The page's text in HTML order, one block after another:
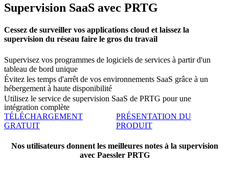
Supervision SaaS avec PRTG
Cessez de surveiller vos applications cloud et laissez la
supervision du réseau faire le gros du travail
Supervisez vos programmes de logiciels de services à partir d'un
tableau de bord unique
Évitez les temps d'arrêt de vos environnements SaaS grâce à un
hébergement à haute disponibilité
Utilisez le service de supervision SaaS de PRTG pour une
intégration complète
TÉLÉCHARGEMENT
GRATUIT
PRÉSENTATION DU
PRODUIT
Nos utilisateurs donnent les meilleures notes à la supervision
avec Paessler PRTG